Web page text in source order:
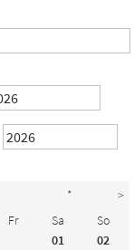
*
>
Fr Sa
So
01
02